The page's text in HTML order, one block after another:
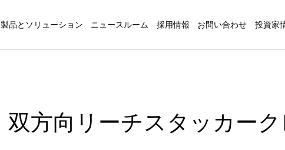
製品とソリューション ニュースルーム 採用情報 お問い合わせ 投資家
双方向リーチスタッカー